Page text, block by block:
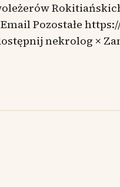
Pozostałe
nekrolog ×